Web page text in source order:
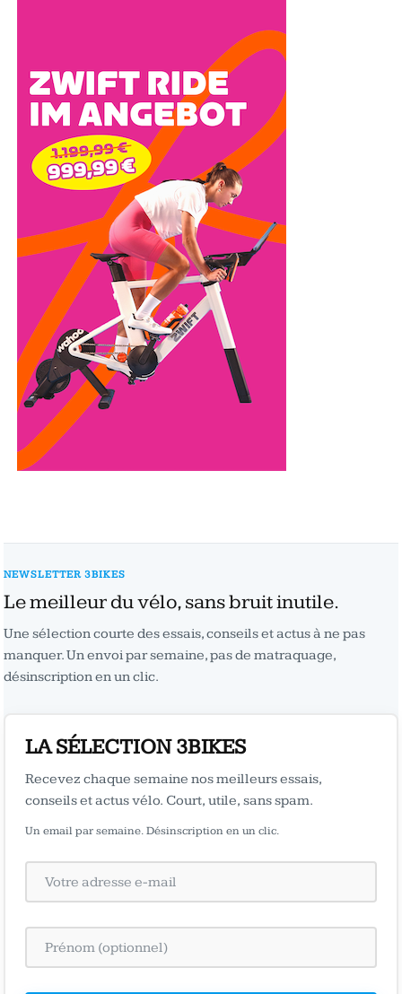
NEWSLETTER 3BIKES
Le meilleur du vélo, sans bruit inutile.
Une sélection courte des essais, conseils et actus à ne pas
manquer. Un envoi par semaine, pas de matraquage,
désinscription en un clic.
LA SÉLECTION 3BIKES
Recevez chaque semaine nos meilleurs essais,
conseils et actus vélo. Court, utile, sans spam.
Un email par semaine. Désinscription en un clic.